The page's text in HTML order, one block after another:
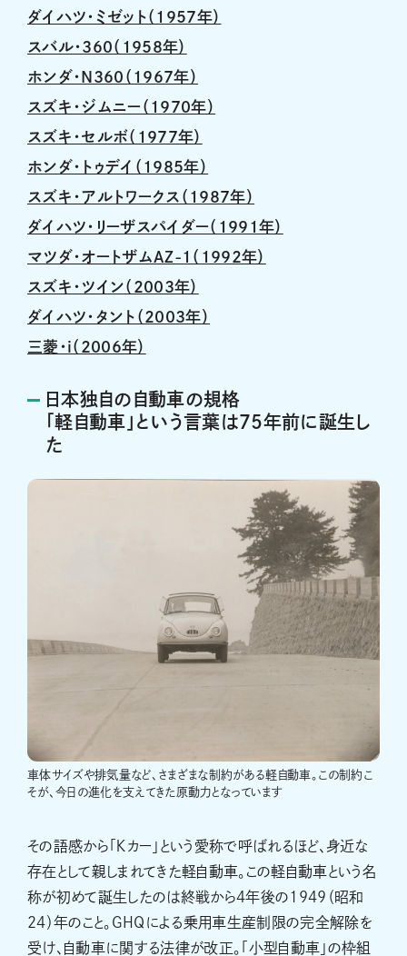
ダイハツ・ミゼット（1957年）
スバル・360（1958年）
ホンダ・N360（1967年）
スズキ・ジムニー（1970年）
スズキ・セルボ（1977年）
ホンダ・トゥデイ（1985年）
スズキ・アルトワークス（1987年）
ダイハツ・リーザスパイダー（1991年）
マツダ・オートザムAZ-1（1992年）
スズキ・ツイン（2003年）
ダイハツ・タント（2003年）
三菱・i（2006年）
日本独自の自動車の規格
「軽自動車」という言葉は75年前に誕生し
た
車体サイズや排気量など、さまざまな制約がある軽自動車。この制約こ
そが、今日の進化を支えてきた原動力となっています
その語感から「Ｋカー」という愛称で呼ばれるほど、身近な
存在として親しまれてきた軽自動車。この軽自動車という名
称が初めて誕生したのは終戦から4年後の1949（昭和
24）年のこと。GHQによる乗用車生産制限の完全解除を
受け、自動車に関する法律が改正。「小型自動車」の枠組